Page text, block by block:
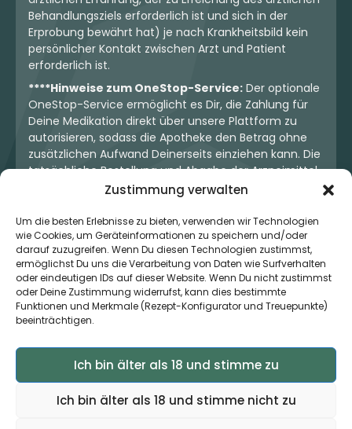
Zustimmung verwalten
Um die besten Erlebnisse zu bieten, verwenden wir Technologien
wie Cookies, um Geräteinformationen zu speichern und/oder
darauf zuzugreifen. Wenn Du diesen Technologien zustimmst,
ermöglichst Du uns die Verarbeitung von Daten wie Surfverhalten
oder eindeutigen IDs auf dieser Website. Wenn Du nicht zustimmst
oder Deine Zustimmung widerrufst, kann dies bestimmte
Funktionen und Merkmale (Rezept-Konfigurator und Treuepunkte)
beeinträchtigen.
Ich bin älter als 18 und stimme zu
Ich bin älter als 18 und stimme nicht zu
Behandlungsziels erforderlich ist und sich in der
Erprobung bewährt hat) je nach Krankheitsbild kein
persönlicher Kontakt zwischen Arzt und Patient
erforderlich ist.
****Hinweise zum OneStop-Service: Der optionale
OneStop-Service ermöglicht es Dir, die Zahlung für
Deine Medikation direkt über unsere Plattform zu
autorisieren, sodass die Apotheke den Betrag ohne
zusätzlichen Aufwand Deinerseits einziehen kann. Die
tatsächliche Bestellung und Abgabe der Arzneimittel
erfolgt jedoch ausschließlich über die jeweilige
Dir und der Apotheke. Unser OneStop-Service stellt
kein pharmazeutisches Angebot dar, sondern dient
lediglich der komfortablen Zahlungsabwicklung. Die
Nutzung ist freiwillig und hat keinerlei Einfluss auf die
ärztliche Therapieentscheidung oder die Wahl der
verschriebenen Medikation. Apotheken sind rechtlich
unabhängig und unterliegen den gesetzlichen
© 2026 MedCanOneStop (MCOS GmbH) - Alle Rechte
vorbehalten.